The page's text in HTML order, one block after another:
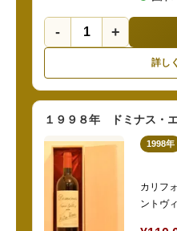
- +
詳し
１９９８年 ドミナス・
1998年
カリフ
ントヴ